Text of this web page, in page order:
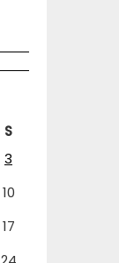
S
3
10
17